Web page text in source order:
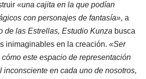
«una cajita en la que podían
con personajes de fantasía», a
de las Estrellas, Estudio Kunza busca
inimaginables en la creación. «Ser
este espacio de representación
inconsciente en cada uno de nosotros,